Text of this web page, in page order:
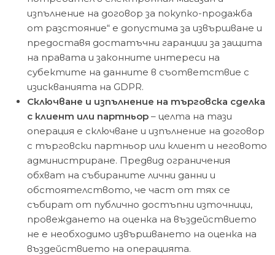
изпълнение на договор за покупко-продажба
от разстояние“ е допустима за извършване и
предоставя достатъчни гаранции за защита
на правата и законните интереси на
субектите на данните в съответствие с
изискванията на GDPR.
Сключване и изпълнение на търговска сделка
с клиент или партньор – целта на тази
операция е сключване и изпълнение на договор
с търговски партньор или клиент и неговото
администриране. Предвид ограничения
обхват на събираните лични данни и
обстоятелството, че част от тях се
събират от публично достъпни източници,
провеждането на оценка на въздействието
не е необходимо извършването на оценка на
въздействието на операцията.